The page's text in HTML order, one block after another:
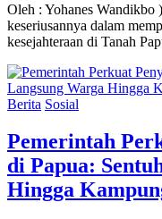
Oleh : Yohanes Wandikbo
keseriusannya dalam
kesejahteraan di Tanah
Berita Sosial
Pemerintah
di Papua:
Hingga